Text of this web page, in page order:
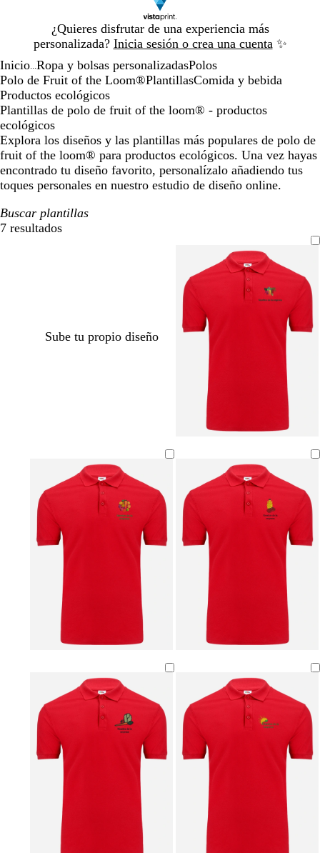
¿Quieres disfrutar de una experiencia más
personalizada? Inicia sesión o crea una cuenta ✨
1
Inicio Ropa y bolsas personalizadasPolos
Polo de Fruit of the Loom®PlantillasComida y bebida
Productos ecológicos
Plantillas de polo de fruit of the loom® - productos
ecológicos
Explora los diseños y las plantillas más populares de polo de
fruit of the loom® para productos ecológicos. Una vez hayas
encontrado tu diseño favorito, personalízalo añadiendo tus
toques personales en nuestro estudio de diseño online.
Buscar plantillas
7 resultados
Filtros
Sube tu propio diseño